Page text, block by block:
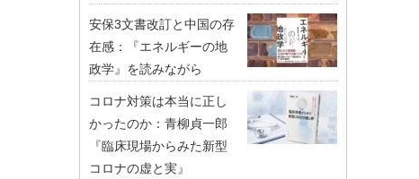
安保3文書改訂と中国の存
在感：『エネルギーの地
政学』を読みながら
コロナ対策は本当に正し
かったのか：青柳貞一郎
『臨床現場からみた新型
コロナの虚と実』